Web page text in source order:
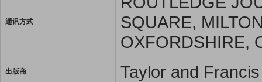
通讯方式
SQUARE,
OXFORDSHIRE,
出版商 Taylor and